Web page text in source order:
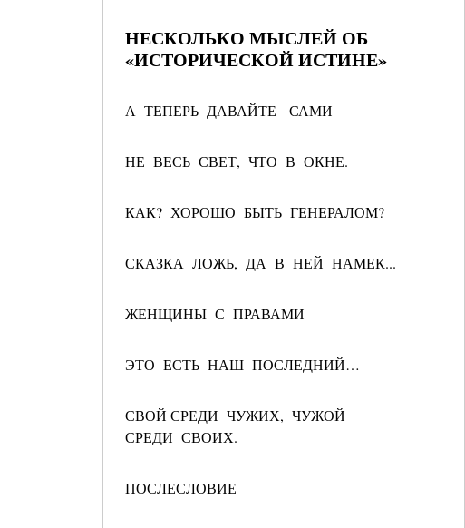
НЕСКОЛЬКО МЫСЛЕЙ ОБ
«ИСТОРИЧЕСКОЙ ИСТИНЕ»
А ТЕПЕРЬ ДАВАЙТЕ САМИ
НЕ ВЕСЬ СВЕТ, ЧТО В ОКНЕ.
КАК? ХОРОШО БЫТЬ ГЕНЕРАЛОМ?
СКАЗКА ЛОЖЬ, ДА В НЕЙ НАМЕК...
ЖЕНЩИНЫ С ПРАВАМИ
ЭТО ЕСТЬ НАШ ПОСЛЕДНИЙ…
СВОЙ СРЕДИ ЧУЖИХ, ЧУЖОЙ
СРЕДИ СВОИХ.
ПОСЛЕСЛОВИЕ